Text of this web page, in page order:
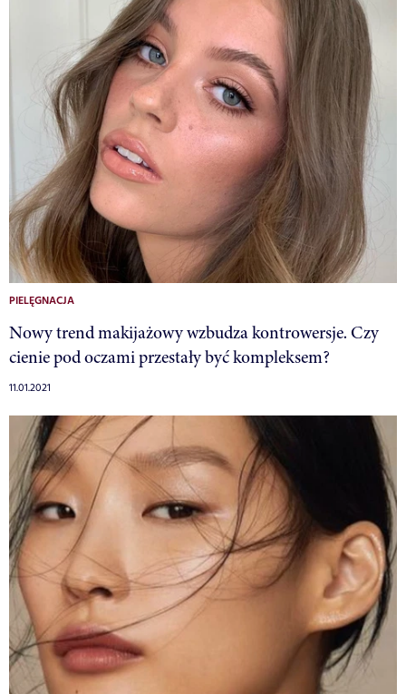
PIELĘGNACJA
Nowy trend makijażowy wzbudza kontrowersje. Czy
cienie pod oczami przestały być kompleksem?
11.01.2021